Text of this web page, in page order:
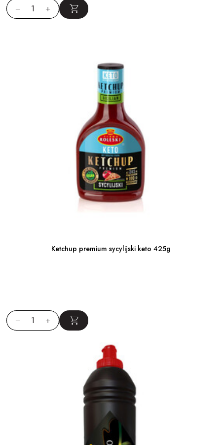
Ketchup premium sycylijski keto 425g